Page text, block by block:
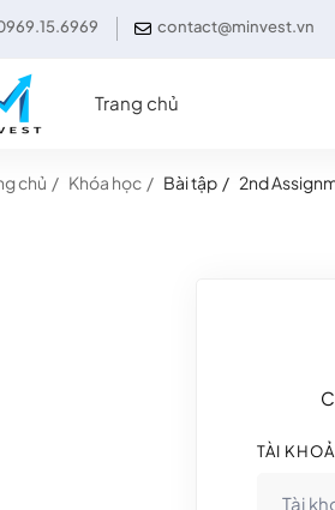
contact@minvest.vn
Trang chủ
chủ Khóa học Bài tập 2nd
TÀI